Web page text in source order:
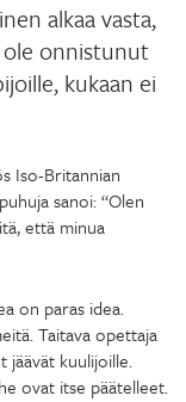
alkaa vasta,
onnistunut
kukaan ei
Iso-Britannian
sanoi: “Olen
että minua
on paras idea.
Taitava opettaja
jäävät kuulijoille.
ovat itse päätelleet.